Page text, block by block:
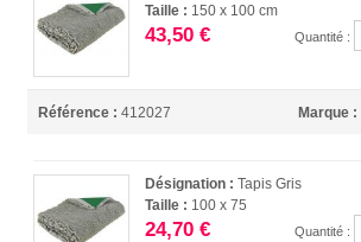
Taille : 150 x 100 cm
43,50 € Quantité :
Référence : 412027 Marque :
Désignation :Tapis Gris
Taille : 100 x 75
24,70 € Quantité :